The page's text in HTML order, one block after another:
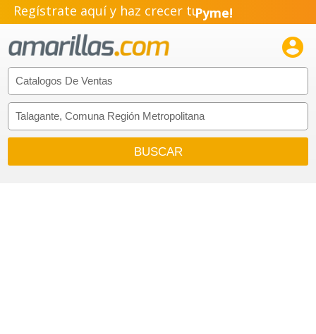
Regístrate aquí y haz crecer tuPyme!
Emprendimiento!
